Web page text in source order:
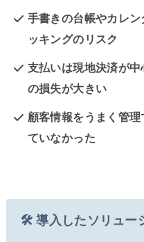
手書きの台帳やカレ
ッキングのリスク
支払いは現地決済が
の損失が大きい
顧客情報をうまく管
ていなかった
🛠 導入したソリュー